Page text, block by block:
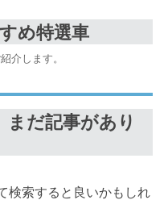
め特選車
介します。
だ記事があり
検索すると良いかもしれ